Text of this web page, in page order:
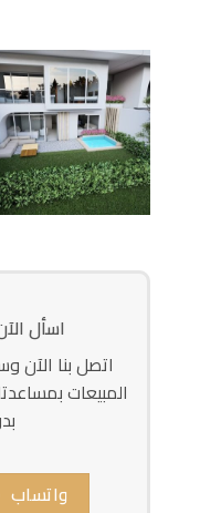
اسأل
اتصل بنا
المبيعات
واتساب